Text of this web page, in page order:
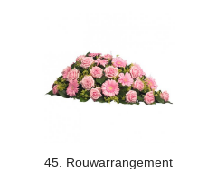
45. Rouwarrangement